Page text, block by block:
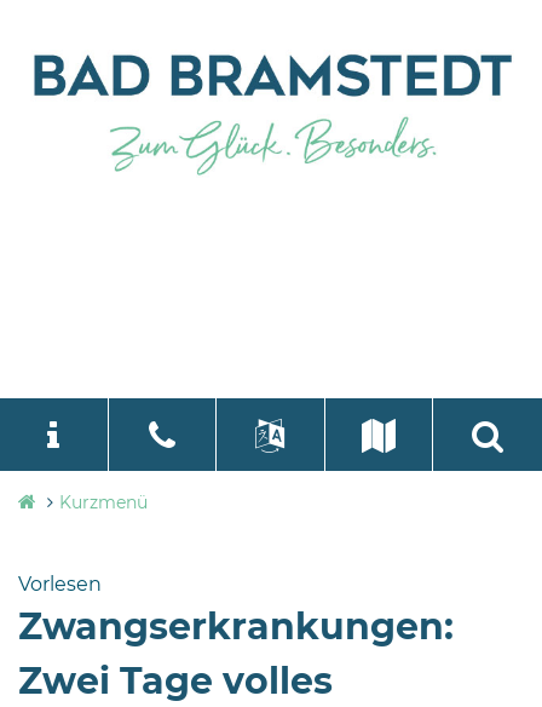
Stadtverwaltung
Bramstedt
24576 Bad
Bramstedt
language
Kurzmenü
Vorlesen
Zwangserkrankungen:
Zwei Tage volles